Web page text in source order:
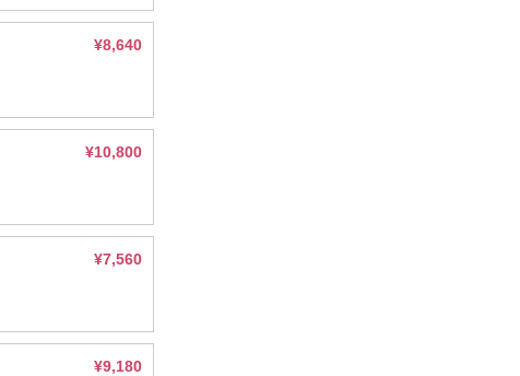
¥8,640
¥10,800
¥7,560
¥9,180